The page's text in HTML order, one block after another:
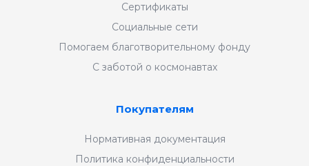
Сертификаты
Социальные сети
Помогаем благотворительному фонду
С заботой о космонавтах
Покупателям
Нормативная документация
Политика конфиденциальности